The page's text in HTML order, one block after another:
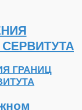
ГРАНИЦ